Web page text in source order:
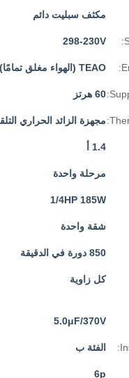
مكثف سبليت دائم
298-230V
TEAO (الهواء مغلق تمامًا)
60 هرتز
مجهزة الزائد الحراري التلقائي
مرحلة واحدة
1/4HP 185W
شقة واحدة
كل زاوية
5.0μF/370V
الفئة ب